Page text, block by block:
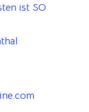
ist SO